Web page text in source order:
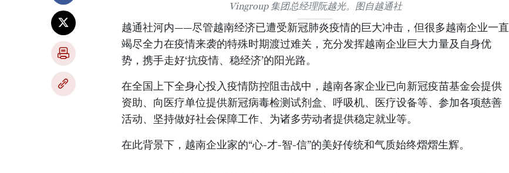
Vingroup 集团总经理阮越光。图自越通社
越通社河内——尽管越南经济已遭受新冠肺炎疫情的巨大冲击，但很多越南企业一直
竭尽全力在疫情来袭的特殊时期渡过难关，充分发挥越南企业巨大力量及自身优
势，携手走好‘抗疫情、稳经济’的阳光路。
在全国上下全身心投入疫情防控阻击战中，越南各家企业已向新冠疫苗基金会提供
资助、向医疗单位提供新冠病毒检测试剂盒、呼吸机、医疗设备等、参加各项慈善
活动、坚持做好社会保障工作、为诸多劳动者提供稳定就业等。
在此背景下，越南企业家的“心-才-智-信”的美好传统和气质始终熠熠生辉。